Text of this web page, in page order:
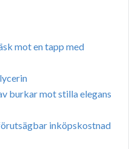
mot en tapp med
burkar mot stilla elegans
inköpskostnad